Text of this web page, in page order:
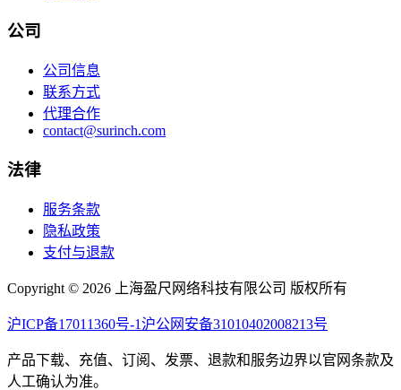
公司
公司信息
联系方式
代理合作
contact@surinch.com
法律
服务条款
隐私政策
支付与退款
Copyright © 2026 上海盈尺网络科技有限公司 版权所有
沪ICP备17011360号-1沪公网安备31010402008213号
产品下载、充值、订阅、发票、退款和服务边界以官网条款及
人工确认为准。